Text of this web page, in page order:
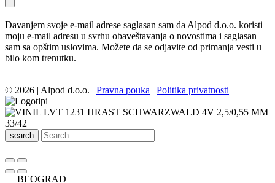
Davanjem svoje e-mail adrese saglasan sam da Alpod d.o.o. koristi
moju e-mail adresu u svrhu obaveštavanja o novostima i saglasan
sam sa opštim uslovima. Možete da se odjavite od primanja vesti u
bilo kom trenutku.
© 2026 | Alpod d.o.o. | Pravna pouka | Politika privatnosti
search
BEOGRAD